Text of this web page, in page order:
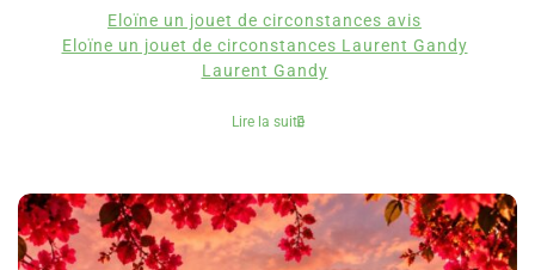
Eloïne un jouet de circonstances avis
Eloïne un jouet de circonstances Laurent Gandy
Laurent Gandy
Lire la suite